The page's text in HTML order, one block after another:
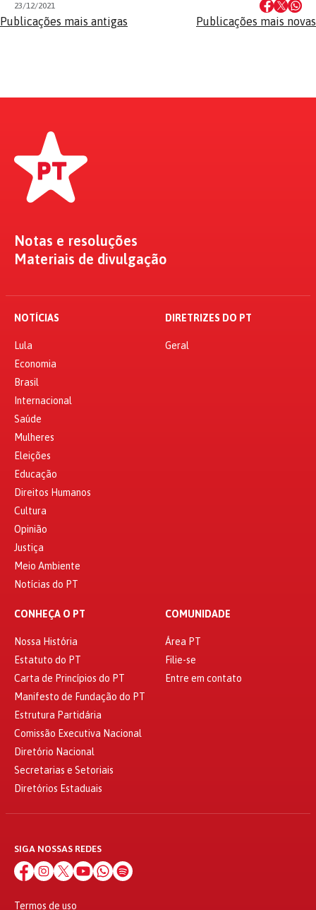
23/12/2021
Navegação
Publicações mais antigas Publicações mais novas
Notas e resoluções
Materiais de divulgação
NOTÍCIAS
Lula
Economia
Brasil
Internacional
Saúde
Mulheres
Eleições
Educação
Direitos Humanos
Cultura
Opinião
Justiça
Meio Ambiente
Notícias do PT
DIRETRIZES DO PT
Geral
CONHEÇA O PT
Nossa História
Estatuto do PT
Carta de Princípios do PT
Manifesto de Fundação do PT
Estrutura Partidária
Comissão Executiva Nacional
Diretório Nacional
Secretarias e Setoriais
Diretórios Estaduais
COMUNIDADE
Área PT
Filie-se
Entre em contato
SIGA NOSSAS REDES
Termos de uso